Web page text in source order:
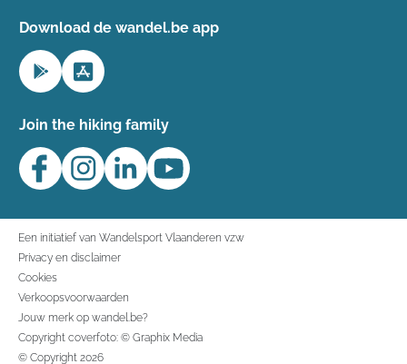
Download de wandel.be app
Join the hiking family
Een initiatief van Wandelsport Vlaanderen vzw
Privacy en disclaimer
Cookies
Verkoopsvoorwaarden
Jouw merk op wandel.be?
Copyright coverfoto: © Graphix Media
© Copyright 2026